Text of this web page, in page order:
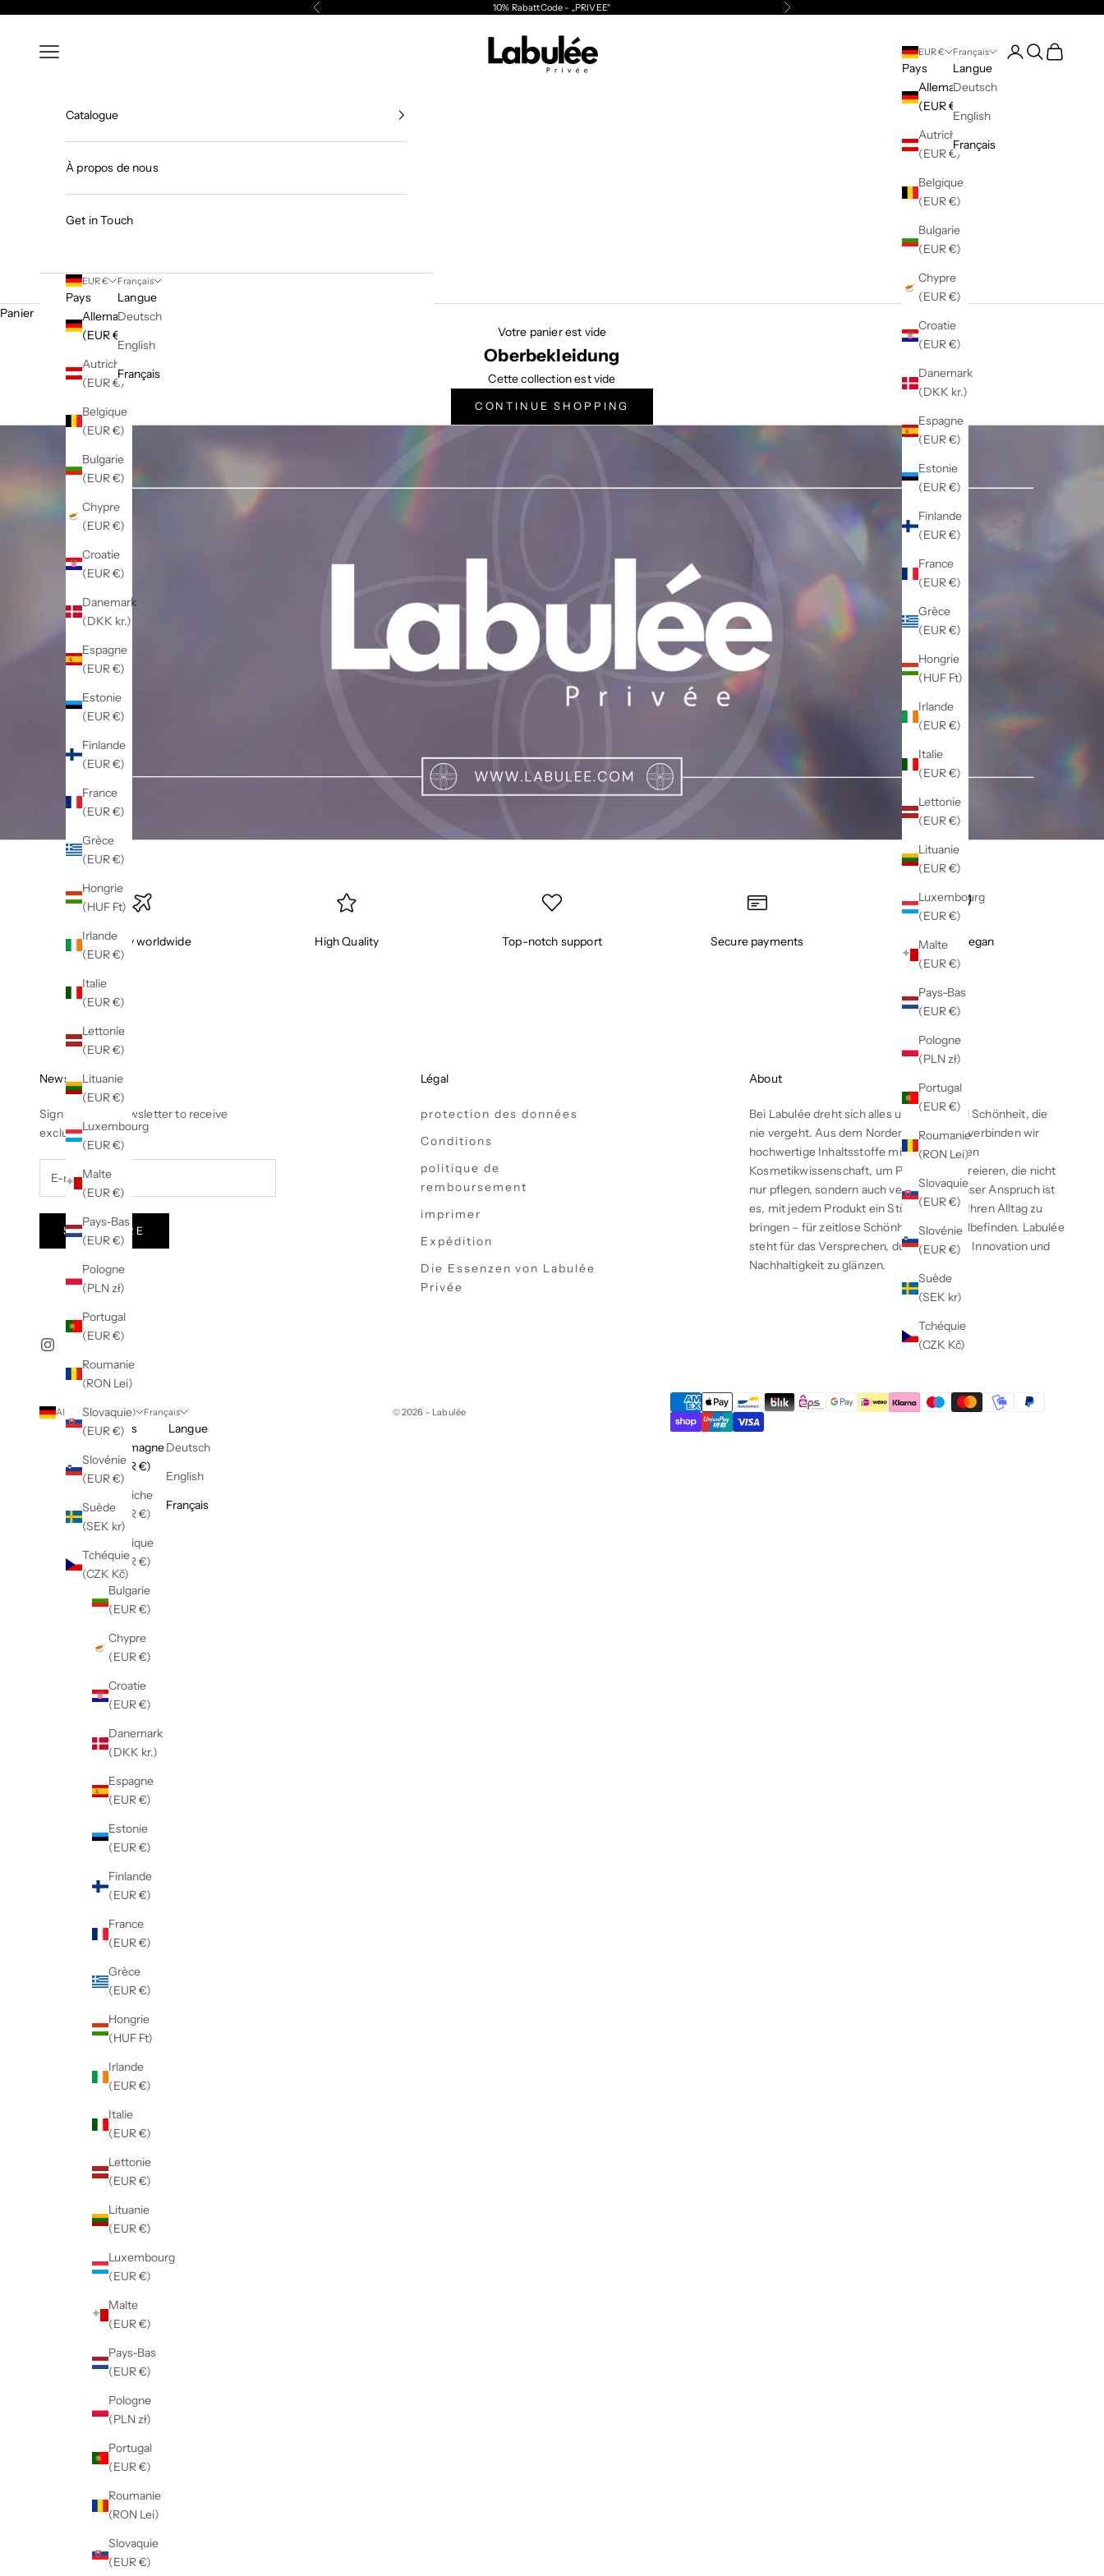
Précédent 10% RabattCode - „PRIVEE“ Suivant
Labulée
Menu EUR €
Pays
Allemagne
(EUR €)
Autriche
(EUR €)
Belgique
(EUR €)
Bulgarie
(EUR €)
Chypre
(EUR €)
Croatie
(EUR €)
Danemark
(DKK kr.)
Espagne
(EUR €)
Estonie
(EUR €)
Finlande
(EUR €)
France
(EUR €)
Grèce
(EUR €)
Hongrie
(HUF Ft)
Irlande
(EUR €)
Italie
(EUR €)
Lettonie
(EUR €)
Lituanie
(EUR €)
Luxembourg
(EUR €)
Malte
(EUR €)
Pays-Bas
(EUR €)
Pologne
(PLN zł)
Portugal
(EUR €)
Roumanie
(RON Lei)
Slovaquie
(EUR €)
Slovénie
(EUR €)
Suède
(SEK kr)
Tchéquie
(CZK Kč)
Français
Langue
Deutsch
English
Français
Connexion
Recherche
Panier
Catalogue
À propos de nous
Get in Touch
EUR €
Pays
Allemagne
(EUR €)
Autriche
(EUR €)
Belgique
(EUR €)
Bulgarie
(EUR €)
Chypre
(EUR €)
Croatie
(EUR €)
Danemark
(DKK kr.)
Espagne
(EUR €)
Estonie
(EUR €)
Finlande
(EUR €)
France
(EUR €)
Grèce
(EUR €)
Hongrie
(HUF Ft)
Irlande
(EUR €)
Italie
(EUR €)
Lettonie
(EUR €)
Lituanie
(EUR €)
Luxembourg
(EUR €)
Malte
(EUR €)
Pays-Bas
(EUR €)
Pologne
(PLN zł)
Portugal
(EUR €)
Roumanie
(RON Lei)
Slovaquie
(EUR €)
Slovénie
(EUR €)
Suède
(SEK kr)
Tchéquie
(CZK Kč)
Français
Langue
Deutsch
English
Français
Panier
Votre panier est vide
Oberbekleidung
Cette collection est vide
CONTINUE SHOPPING
delivery worldwide High Quality Top-notch support Secure payments 100% Vegan
Newsletter
Sign up to our newsletter to receive
exclusive offers.
S'INSCRIRE
Légal
protection des données
Conditions
politique de
remboursement
imprimer
Expédition
Die Essenzen von Labulée
Privée
About
Bei Labulée dreht sich alles um Luxus und Schönheit, die
nie vergeht. Aus dem Norden kommend, verbinden wir
hochwertige Inhaltsstoffe mit der neuesten
Kosmetikwissenschaft, um Produkte zu kreieren, die nicht
nur pflegen, sondern auch verzaubern. Unser Anspruch ist
es, mit jedem Produkt ein Stück Luxus in Ihren Alltag zu
bringen – für zeitlose Schönheit und Wohlbefinden. Labulée
steht für das Versprechen, durch Qualität, Innovation und
Nachhaltigkeit zu glänzen.
Allemagne (EUR €)
Pays
Allemagne
(EUR €)
Autriche
(EUR €)
Belgique
(EUR €)
Bulgarie
(EUR €)
Chypre
(EUR €)
Croatie
(EUR €)
Danemark
(DKK kr.)
Espagne
(EUR €)
Estonie
(EUR €)
Finlande
(EUR €)
France
(EUR €)
Grèce
(EUR €)
Hongrie
(HUF Ft)
Irlande
(EUR €)
Italie
(EUR €)
Lettonie
(EUR €)
Lituanie
(EUR €)
Luxembourg
(EUR €)
Malte
(EUR €)
Pays-Bas
(EUR €)
Pologne
(PLN zł)
Portugal
(EUR €)
Roumanie
(RON Lei)
Slovaquie
(EUR €)
Français
Langue
Deutsch
English
Français
© 2026 - Labulée